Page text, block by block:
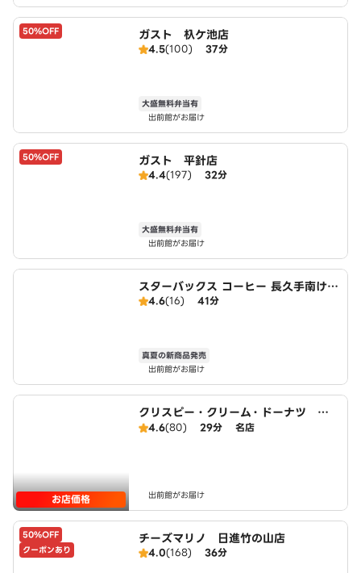
50%OFF ガスト 杁ケ池店
4.5(100) 37分
大盛無料弁当有
出前館がお届け
50%OFF ガスト 平針店
4.4(197) 32分
大盛無料弁当有
出前館がお届け
スターバックス コーヒー 長久手南けや
き通り店
4.6(16) 41分
真夏の新商品発売
出前館がお届け
お店価格
クリスピー・クリーム・ドーナツ Mi
o香久山店
4.6(80) 29分 名店
出前館がお届け
50%OFF
クーポンあり
チーズマリノ 日進竹の山店
4.0(168) 36分